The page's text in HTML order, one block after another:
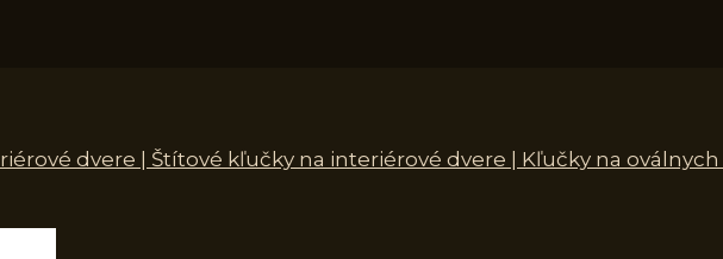
dvere | Štítové kľučky na interiérové dvere | Kľučky na